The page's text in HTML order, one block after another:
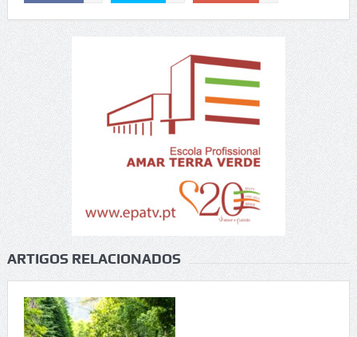
ARTIGOS RELACIONADOS